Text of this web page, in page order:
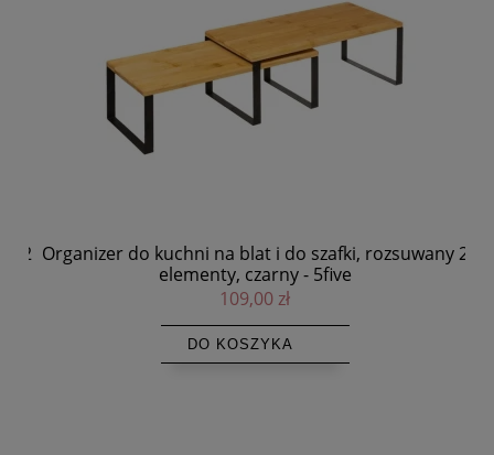
Organizer do kuchni na blat i do szafki, rozsuwany 2
elementy, czarny - 5five
109,00 zł
DO KOSZYKA